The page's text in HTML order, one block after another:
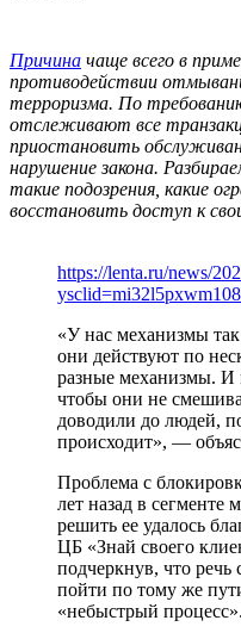
Причина чаще всего в
противодействии
терроризма. По
отслеживают все
приостановить
нарушение закона.
такие подозрения, какие
восстановить доступ к
https://lenta.ru/news/
«У нас механизмы
они действуют по
разные механизмы. И
чтобы они не
доводили до людей,
происходит», —
Проблема с
лет назад в сегменте
решить ее удалось
ЦБ «Знай своего
подчеркнув, что речь
пойти по тому же
«небыстрый процесс».